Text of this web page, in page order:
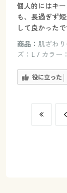
個人的にはキ
も、長過ぎず
して良かったで
商品： 肌ざわ
ズ：L / カラー
役に立った